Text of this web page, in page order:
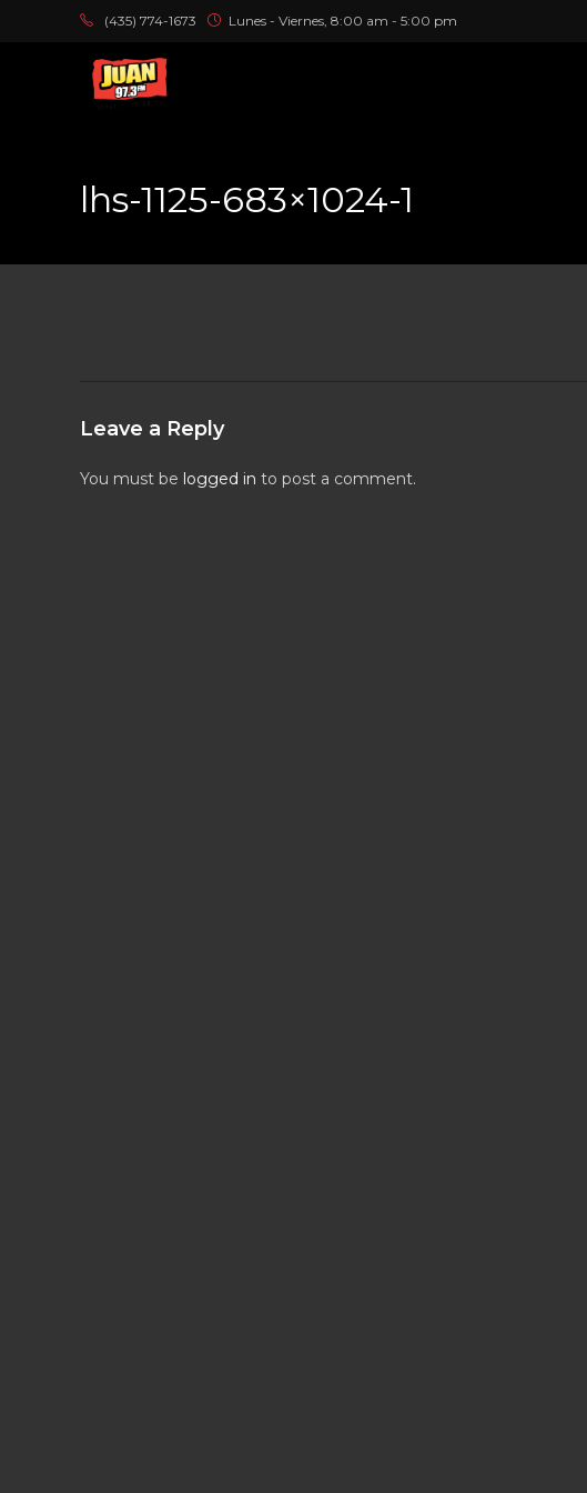
(435) 774-1673 Lunes - Viernes, 8:00 am - 5:00 pm
lhs-1125-683×1024-1
Leave a Reply
You must be logged in to post a comment.